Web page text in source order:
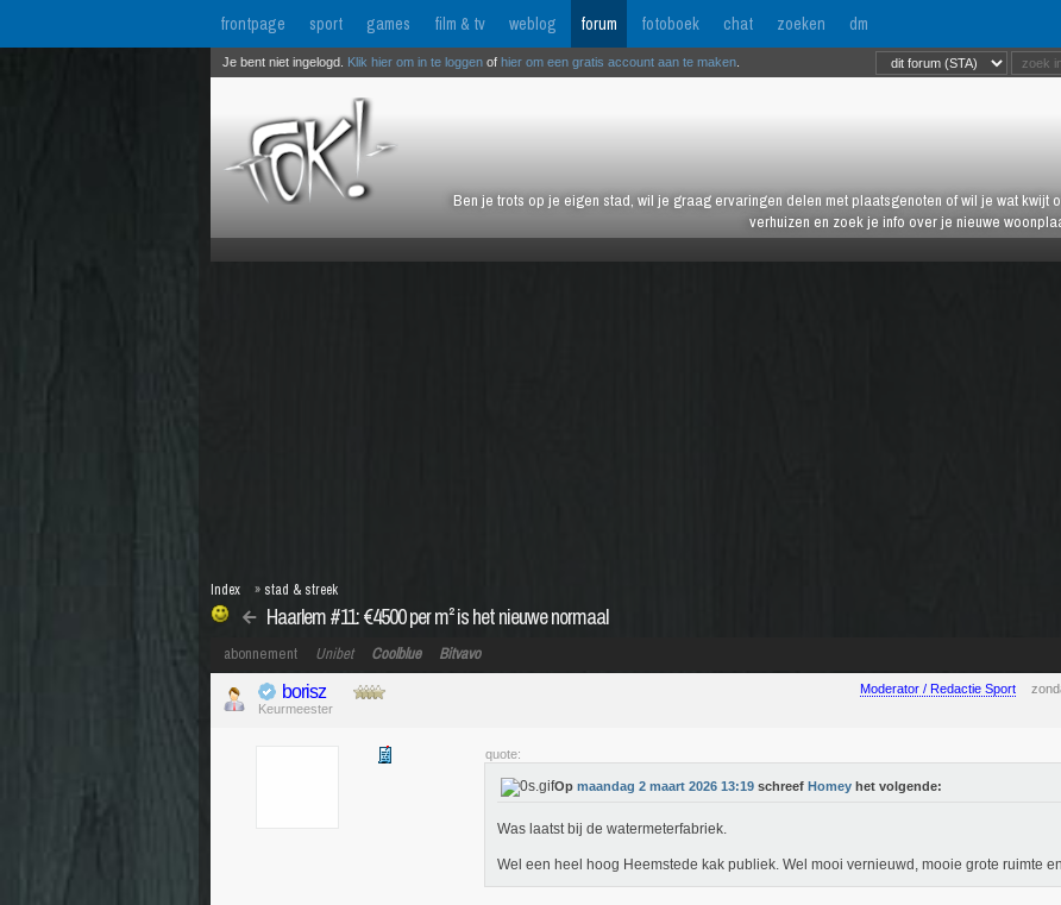
frontpage sport games film & tv weblog forum fotoboek chat zoeken dm
Ben je trots op je eigen stad, wil je graag ervaringen delen met plaatsgenoten of wil je wat kwijt
verhuizen en zoek je info over je nieuwe
Je bent niet ingelogd. Klik hier om in te loggen of hier om een gratis account aan te maken
Haarlem #11: €4500 per m² is het nieuwe normaal
Index » stad & streek
abonnement Unibet Coolblue Bitvavo
Moderator / Redactie Sport
borisz
Keurmeester
quote:
Op maandag 2 maart 2026 13:19 schreef Homey het volgende:
Was laatst bij de watermeterfabriek.
Wel een heel hoog Heemstede kak publiek. Wel mooi vernieuwd, mooie grote ruimte